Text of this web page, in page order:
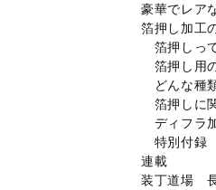
豪華でレア
箔押し加工
箔押しっ
箔押し用
どんな種
箔押しに
ディフラ
特別付録
連載
装丁道場